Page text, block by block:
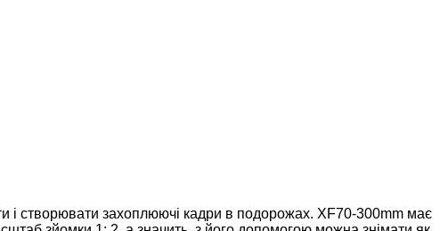
і створювати захоплюючі кадри в подорожах. XF70-300mm має